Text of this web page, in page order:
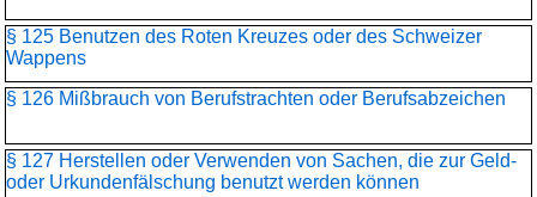
§ 125 Benutzen des Roten Kreuzes oder des Schweizer
Wappens
§ 126 Mißbrauch von Berufstrachten oder Berufsabzeichen
§ 127 Herstellen oder Verwenden von Sachen, die zur Geld-
oder Urkundenfälschung benutzt werden können